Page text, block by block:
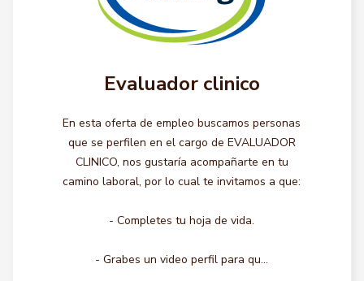
Evaluador clinico
En esta oferta de empleo buscamos personas
que se perfilen en el cargo de EVALUADOR
CLINICO, nos gustaría acompañarte en tu
camino laboral, por lo cual te invitamos a que:
- Completes tu hoja de vida.
- Grabes un video perfil para qu...